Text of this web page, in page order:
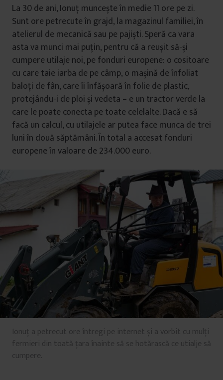
La 30 de ani, Ionuț muncește în medie 11 ore pe zi.
Sunt ore petrecute în grajd, la magazinul familiei, în
atelierul de mecanică sau pe pajiști. Speră ca vara
asta va munci mai puțin, pentru că a reușit să-și
cumpere utilaje noi, pe fonduri europene: o cositoare
cu care taie iarba de pe câmp, o mașină de înfoliat
baloți de fân, care îi înfășoară în folie de plastic,
protejându-i de ploi și vedeta – e un tractor verde la
care le poate conecta pe toate celelalte. Dacă e să
facă un calcul, cu utilajele ar putea face munca de trei
luni în două săptămâni. În total a accesat fonduri
europene în valoare de 234.000 euro.
Ionuț a petrecut ore întregi pe internet și a vorbit cu mulți
fermieri din toată țara înainte să se hotărască ce utialje să
cumpere.